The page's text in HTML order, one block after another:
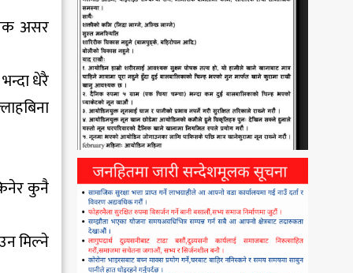
असर
धेरै
कुनै
मिल्ने